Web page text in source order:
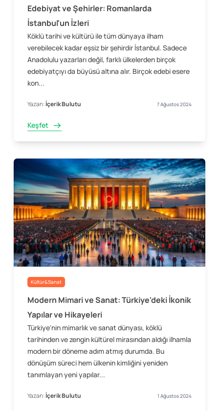
Edebiyat ve Şehirler: Romanlarda
İstanbul'un İzleri
Köklü tarihi ve kültürü ile tüm dünyaya ilham
verebilecek kadar eşsiz bir şehirdir İstanbul. Sadece
Anadolulu yazarları değil, farklı ülkelerden birçok
edebiyatçıyı da büyüsü altına alır. Birçok edebi esere
kon...
Yazan:İçerik Bulutu 7 Ağustos 2024
Keşfet
Kültür&Sanat
Modern Mimari ve Sanat: Türkiye'deki İkonik
Yapılar ve Hikayeleri
Türkiye'nin mimarlık ve sanat dünyası, köklü
tarihinden ve zengin kültürel mirasından aldığı ilhamla
modern bir döneme adım atmış durumda. Bu
dönüşüm süreci hem ülkenin kimliğini yeniden
tanımlayan yeni yapılar...
Yazan:İçerik Bulutu 1 Ağustos 2024